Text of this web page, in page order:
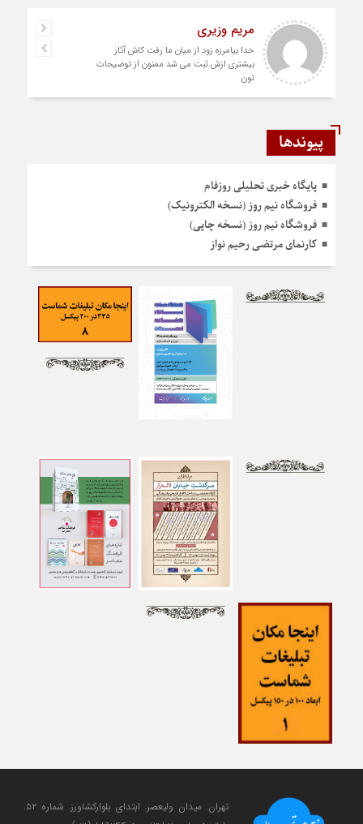
مریم وزیری
خدا بیامرزه زود از میان ما رفت کاش آثار
بیشتری ازش ثبت می شد ممنون از توضیحات
تون
پیوندها
پایگاه خبری تحلیلی روزفام
فروشگاه نیم روز (نسخه الکترونیک)
فروشگاه نیم روز (نسخه چاپی)
کارنمای مرتضی رحیم نواز
تهران. میدان ولی‎عصر. ابتدای بلوارکشاورز. شماره ۵۲.